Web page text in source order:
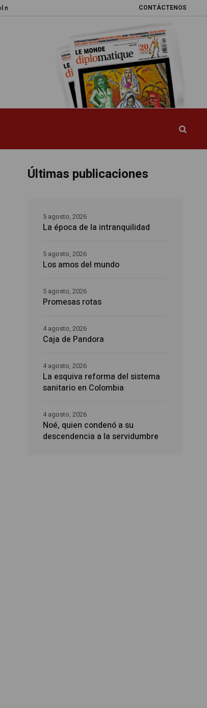
CONTÁCTENOS
Promesas rotas La esquiva reforma del
Últimas publicaciones
La época de la intranquilidad
5 agosto, 2026
Los amos del mundo
5 agosto, 2026
Promesas rotas
5 agosto, 2026
Caja de Pandora
4 agosto, 2026
La esquiva reforma del sistema
sanitario en Colombia
4 agosto, 2026
Noé, quien condenó a su
descendencia a la servidumbre
4 agosto, 2026